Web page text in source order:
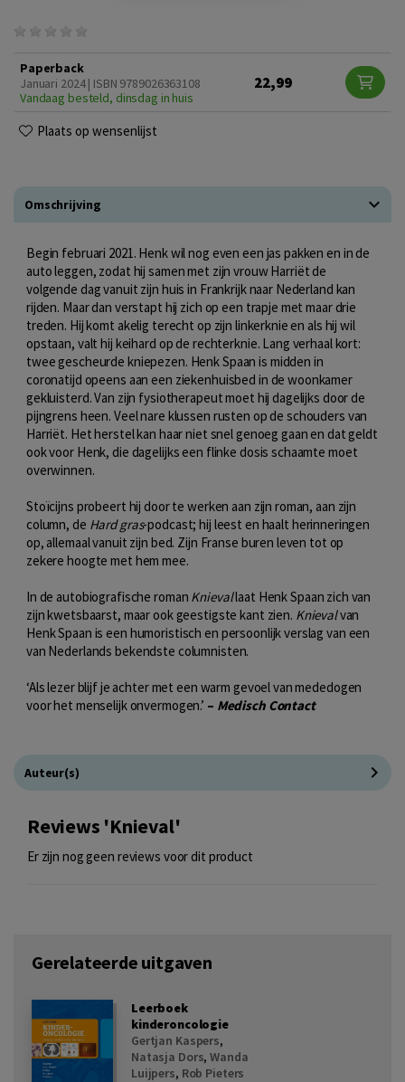
Paperback
Januari 2024 | ISBN 9789026363108
Vandaag besteld, dinsdag in huis
22,99
Plaats op wensenlijst
Omschrijving
Begin februari 2021. Henk wil nog even een jas pakken en in de
auto leggen, zodat hij samen met zijn vrouw Harriët de
volgende dag vanuit zijn huis in Frankrijk naar Nederland kan
rijden. Maar dan verstapt hij zich op een trapje met maar drie
treden. Hij komt akelig terecht op zijn linkerknie en als hij wil
opstaan, valt hij keihard op de rechterknie. Lang verhaal kort:
twee gescheurde kniepezen. Henk Spaan is midden in
coronatijd opeens aan een ziekenhuisbed in de woonkamer
gekluisterd. Van zijn fysiotherapeut moet hij dagelijks door de
pijngrens heen. Veel nare klussen rusten op de schouders van
Harriët. Het herstel kan haar niet snel genoeg gaan en dat geldt
ook voor Henk, die dagelijks een flinke dosis schaamte moet
overwinnen.
Stoïcijns probeert hij door te werken aan zijn roman, aan zijn
column, de Hard gras-podcast; hij leest en haalt herinneringen
op, allemaal vanuit zijn bed. Zijn Franse buren leven tot op
zekere hoogte met hem mee.
In de autobiografische roman Knievallaat Henk Spaan zich van
zijn kwetsbaarst, maar ook geestigste kant zien. Knievalvan
Henk Spaan is een humoristisch en persoonlijk verslag van een
van Nederlands bekendste columnisten.
‘Als lezer blijf je achter met een warm gevoel van mededogen
voor het menselijk onvermogen.’ – Medisch Contact
Auteur(s)
Reviews 'Knieval'
Er zijn nog geen reviews voor dit product
Gerelateerde uitgaven
Leerboek
kinderoncologie
Gertjan Kaspers,
Natasja Dors,Wanda
Luijpers, Rob Pieters